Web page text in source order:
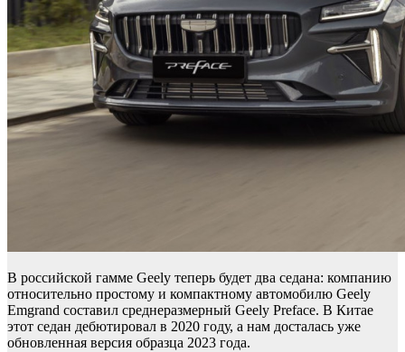
В российской гамме Geely теперь будет два седана: компанию
относительно простому и компактному автомобилю Geely
Emgrand составил среднеразмерный Geely Preface. В Китае
этот седан дебютировал в 2020 году, а нам досталась уже
обновленная версия образца 2023 года.